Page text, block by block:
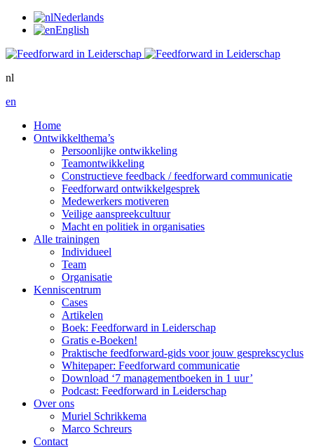
Nederlands
English
nl
en
Home
Ontwikkelthema’s
Persoonlijke ontwikkeling
Teamontwikkeling
Constructieve feedback / feedforward communicatie
Feedforward ontwikkelgesprek
Medewerkers motiveren
Veilige aanspreekcultuur
Macht en politiek in organisaties
Alle trainingen
Individueel
Team
Organisatie
Kenniscentrum
Cases
Artikelen
Boek: Feedforward in Leiderschap
Gratis e-Boeken!
Praktische feedforward-gids voor jouw gesprekscyclus
Whitepaper: Feedforward communicatie
Download ‘7 managementboeken in 1 uur’
Podcast: Feedforward in Leiderschap
Over ons
Muriel Schrikkema
Marco Schreurs
Contact